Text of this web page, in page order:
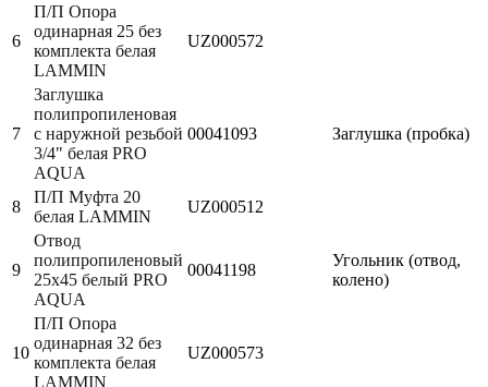
6
П/П Опора
одинарная 25 без
комплекта белая
LAMMIN
UZ000572
7
Заглушка
полипропиленовая
с наружной резьбой
3/4" белая PRO
AQUA
00041093 Заглушка (пробка)
8
П/П Муфта 20
белая LAMMIN
UZ000512
9
Отвод
полипропиленовый
25х45 белый PRO
AQUA
00041198
Угольник (отвод,
колено)
10
П/П Опора
одинарная 32 без
комплекта белая
LAMMIN
UZ000573